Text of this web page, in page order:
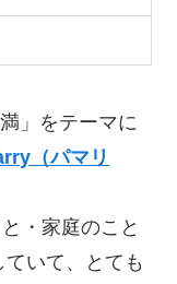
」をテーマに
（パマリ
・家庭のこと
いて、とても